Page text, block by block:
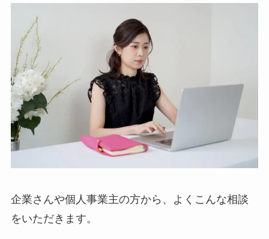
企業さんや個人事業主の方から、よくこんな相談
をいただきます。